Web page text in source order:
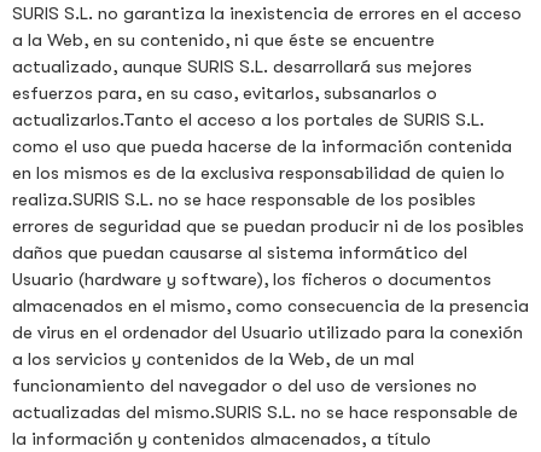
SURIS S.L. no garantiza la inexistencia de errores en el acceso
a la Web, en su contenido, ni que éste se encuentre
actualizado, aunque SURIS S.L. desarrollará sus mejores
esfuerzos para, en su caso, evitarlos, subsanarlos o
actualizarlos.Tanto el acceso a los portales de SURIS S.L.
como el uso que pueda hacerse de la información contenida
en los mismos es de la exclusiva responsabilidad de quien lo
realiza.SURIS S.L. no se hace responsable de los posibles
errores de seguridad que se puedan producir ni de los posibles
daños que puedan causarse al sistema informático del
Usuario (hardware y software), los ficheros o documentos
almacenados en el mismo, como consecuencia de la presencia
de virus en el ordenador del Usuario utilizado para la conexión
a los servicios y contenidos de la Web, de un mal
funcionamiento del navegador o del uso de versiones no
actualizadas del mismo.SURIS S.L. no se hace responsable de
la información y contenidos almacenados, a título